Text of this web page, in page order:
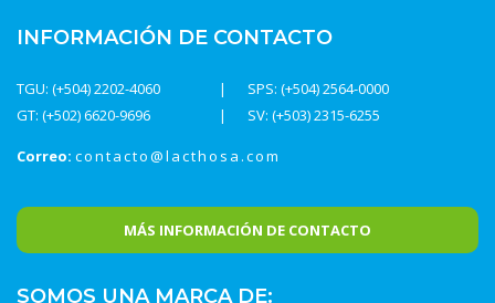
INFORMACIÓN DE CONTACTO
TGU: (+504) 2202-4060
SPS: (+504) 2564-0000
SV: (+503) 2315-6255
GT: (+502) 6620-9696
Correo: contacto@lacthosa.com
MÁS INFORMACIÓN DE CONTACTO
SOMOS UNA MARCA DE: